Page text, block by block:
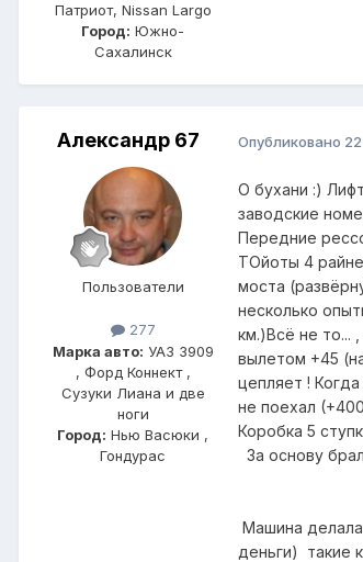
Патриот, Nissan Largo
Город: Южно-
Сахалинск
Александр 67
Пользователи
277
Марка авто: УАЗ 3909
, Форд Коннект ,
Сузуки Лиана и две
ноги
Город: Нью Васюки ,
Гондурас
Опубликовано
О бухани :)
заводские
Передние
ТОйоты 4
моста
несколько
км.)Всё не то...
вылетом +45
цепляет !
не поехал
Коробка 5
За основу
Машина
деньги) такие